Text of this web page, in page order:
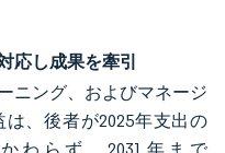
応し成果を牽引
ニング、およびマネージ
、後者が2025年支出の